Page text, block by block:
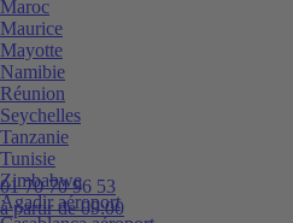
01 70 70 96 53
à partir de 09:00
Maroc
Maurice
Mayotte
Namibie
Réunion
Seychelles
Tanzanie
Tunisie
Zimbabwe
Agadir aéroport